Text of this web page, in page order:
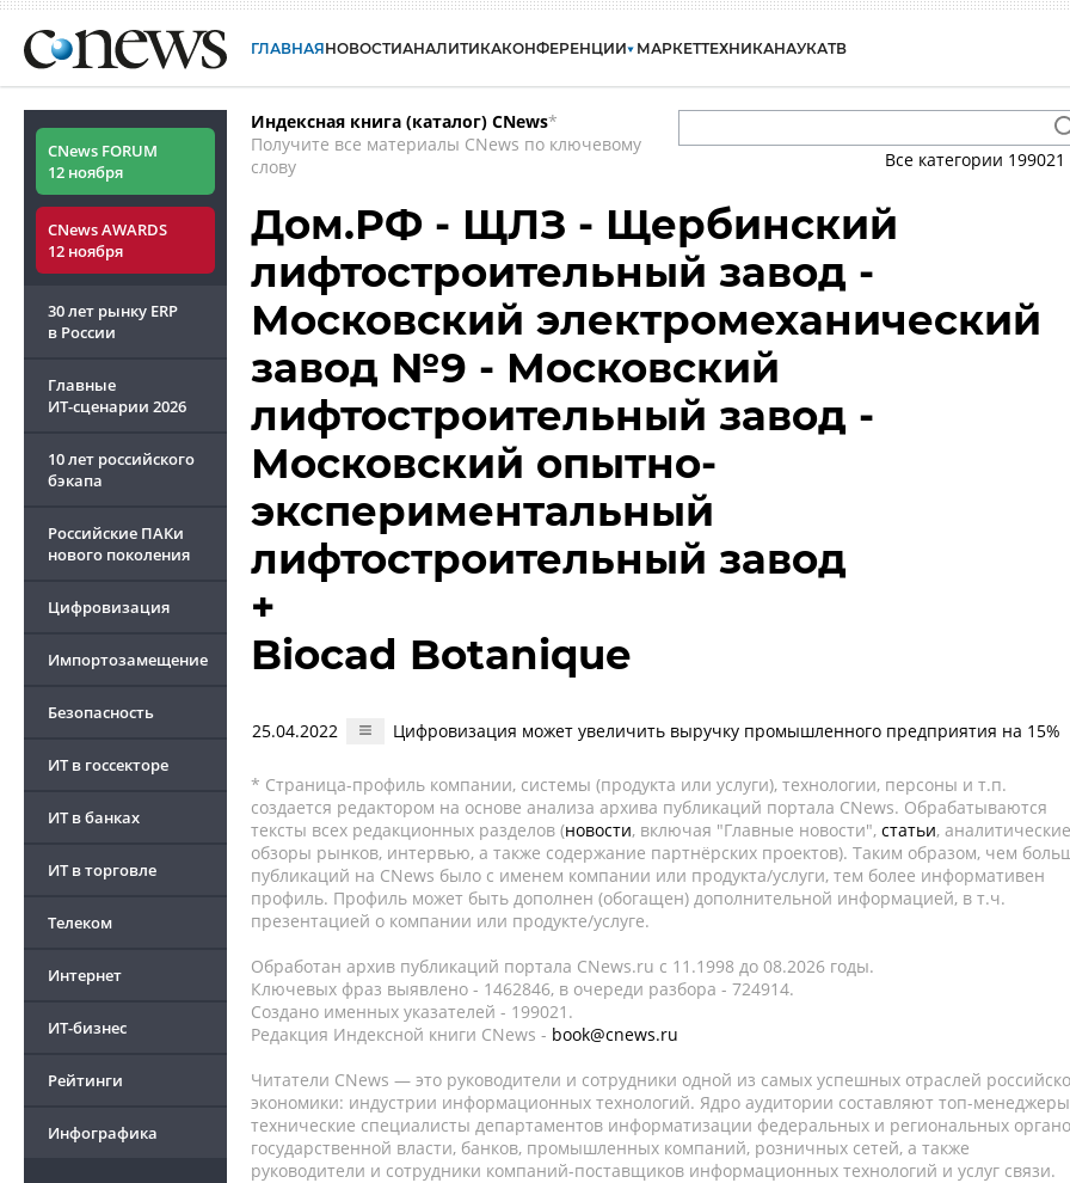
ГЛАВНАЯНОВОСТИАНАЛИТИКАКОНФЕРЕНЦИИ МАРКЕТТЕХНИКАНАУКАТВ
CNews FORUM
12 ноября
CNews AWARDS
12 ноября
30 лет рынку ERP
в России
Главные
ИТ-сценарии 2026
10 лет российского
бэкапа
Российские ПАКи
нового поколения
Цифровизация
Импортозамещение
Безопасность
ИТ в госсекторе
ИТ в банках
ИТ в торговле
Телеком
Интернет
ИТ-бизнес
Рейтинги
Инфографика
Индексная книга (каталог) CNews*
Получите все материалы CNews по ключевому
слову
Все категории 199021
Дом.РФ - ЩЛЗ - Щербинский
лифтостроительный завод -
Московский электромеханический
завод №9 - Московский
лифтостроительный завод -
Московский опытно-
экспериментальный
лифтостроительный завод
+
Biocad Botanique
25.04.2022 Цифровизация может увеличить выручку промышленного предприятия на 15%
* Страница-профиль компании, системы (продукта или услуги), технологии, персоны и т.п.
создается редактором на основе анализа архива публикаций портала CNews. Обрабатываются
тексты всех редакционных разделов (новости, включая "Главные новости", статьи, аналитические
обзоры рынков, интервью, а также содержание партнёрских проектов). Таким образом, чем
публикаций на CNews было с именем компании или продукта/услуги, тем более информативен
профиль. Профиль может быть дополнен (обогащен) дополнительной информацией, в т.ч.
презентацией о компании или продукте/услуге.
Обработан архив публикаций портала CNews.ru c 11.1998 до 08.2026 годы.
Ключевых фраз выявлено - 1462846, в очереди разбора - 724914.
Создано именных указателей - 199021.
Редакция Индексной книги CNews - book@cnews.ru
Читатели CNews — это руководители и сотрудники одной из самых успешных отраслей
экономики: индустрии информационных технологий. Ядро аудитории составляют топ-
технические специалисты департаментов информатизации федеральных и региональных
государственной власти, банков, промышленных компаний, розничных сетей, а также
руководители и сотрудники компаний-поставщиков информационных технологий и услуг связи.